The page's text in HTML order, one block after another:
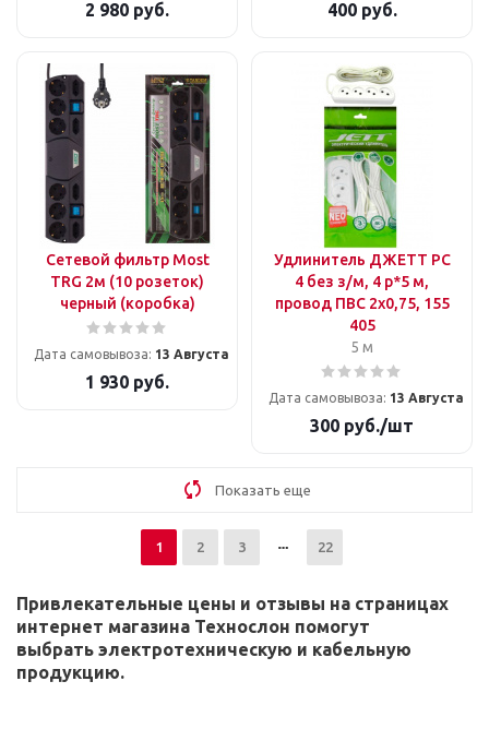
2 980 руб. 400руб.
Сетевой фильтр Most
TRG 2м (10 розеток)
черный (коробка)
Дата самовывоза: 13 Августа
1 930 руб.
Удлинитель ДЖЕТТ РС
4 без з/м, 4 р*5 м,
провод ПВС 2х0,75, 155
405
5 м
Дата самовывоза: 13 Августа
300 руб./шт
Показать еще
1 2 3 22
Привлекательные цены и отзывы на страницах
интернет магазина Технослон помогут
выбрать электротехническую и кабельную
продукцию.